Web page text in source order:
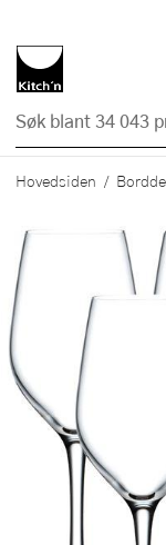
Hovedsiden